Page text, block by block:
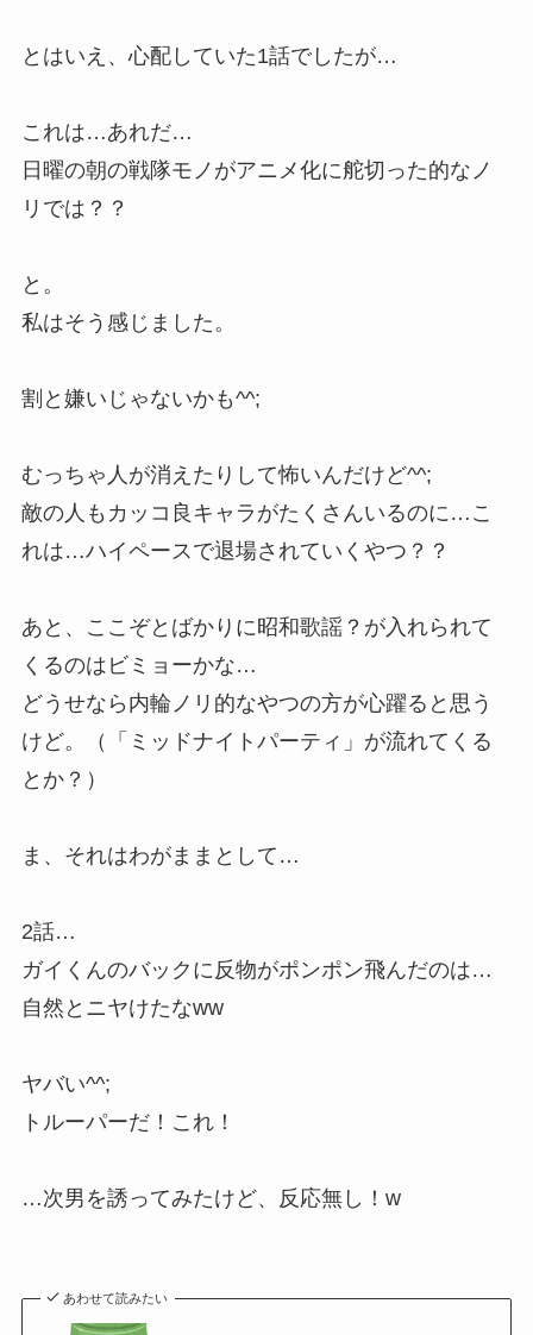
とはいえ、心配していた1話でしたが…
これは…あれだ…
日曜の朝の戦隊モノがアニメ化に舵切った的なノ
リでは？？
と。
私はそう感じました。
割と嫌いじゃないかも^^;
むっちゃ人が消えたりして怖いんだけど^^;
敵の人もカッコ良キャラがたくさんいるのに…こ
れは…ハイペースで退場されていくやつ？？
あと、ここぞとばかりに昭和歌謡？が入れられて
くるのはビミョーかな…
どうせなら内輪ノリ的なやつの方が心躍ると思う
けど。（「ミッドナイトパーティ」が流れてくる
とか？）
ま、それはわがままとして…
2話…
ガイくんのバックに反物がポンポン飛んだのは…
自然とニヤけたなww
ヤバい^^;
トルーパーだ！これ！
…次男を誘ってみたけど、反応無し！w
あわせて読みたい